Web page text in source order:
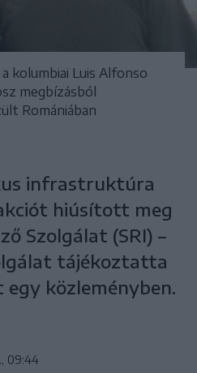
kolumbiai Luis Alfonso
megbízásból
Romániában
infrastruktúra
hiúsított meg
Szolgálat (SRI) –
tájékoztatta
közleményben.
09:44